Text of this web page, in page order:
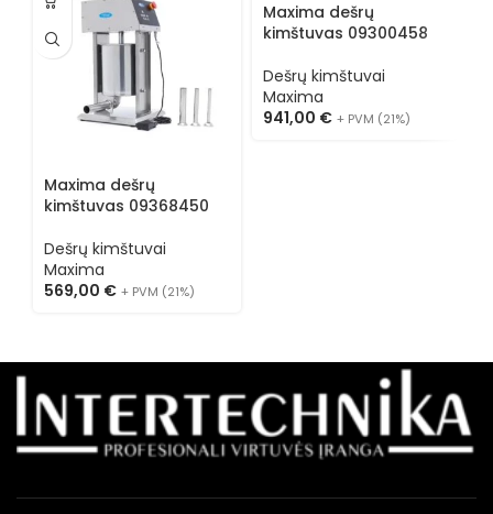
Maxima dešrų
kimštuvas 09368450
Dešrų kimštuvai
Maxima
569,00 € + PVM (21%)
Maxima dešrų
kimštuvas 09300458
Dešrų kimštuvai
Maxima
941,00 € + PVM (21%)